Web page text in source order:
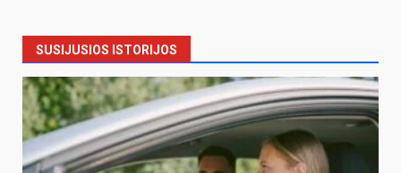
SUSIJUSIOS ISTORIJOS